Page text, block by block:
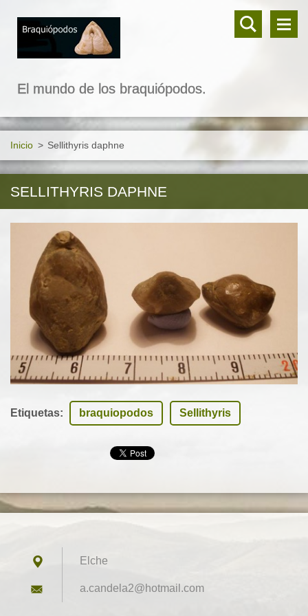
El mundo de los braquiópodos.
Inicio > Sellithyris daphne
SELLITHYRIS DAPHNE
Etiquetas: braquiopodos Sellithyris
Elche
a.candel a2@hotmail.com